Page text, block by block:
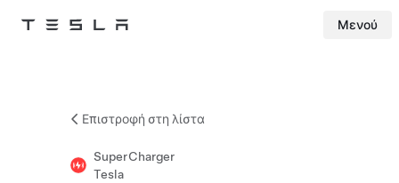
Tesla Μενού
Επιστροφή στη λίστα
SuperCharger
Tesla